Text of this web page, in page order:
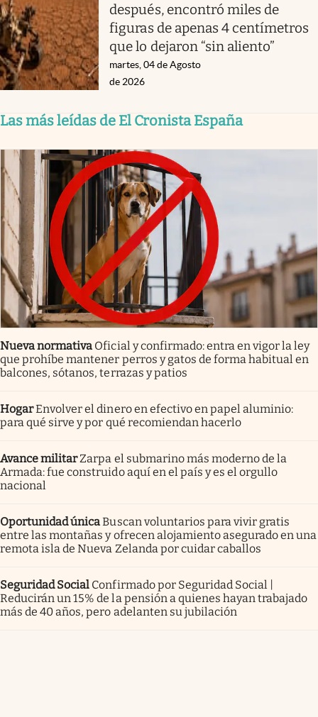
después, encontró miles de
figuras de apenas 4 centímetros
que lo dejaron “sin aliento”
martes, 04 de Agosto
de 2026
Las más leídas de El Cronista España
Nueva normativa Oficial y confirmado: entra en vigor la ley
que prohíbe mantener perros y gatos de forma habitual en
balcones, sótanos, terrazas y patios
HogarEnvolver el dinero en efectivo en papel aluminio:
para qué sirve y por qué recomiendan hacerlo
Avance militarZarpa el submarino más moderno de la
Armada: fue construido aquí en el país y es el orgullo
nacional
Oportunidad únicaBuscan voluntarios para vivir gratis
entre las montañas y ofrecen alojamiento asegurado en una
remota isla de Nueva Zelanda por cuidar caballos
Seguridad Social Confirmado por Seguridad Social |
Reducirán un 15% de la pensión a quienes hayan trabajado
más de 40 años, pero adelanten su jubilación